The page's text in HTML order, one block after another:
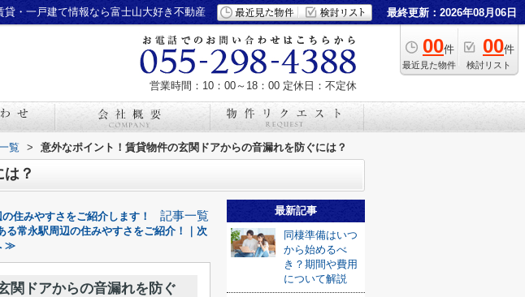
・一戸建て情報なら富士山大好き不動産 最終更新：2026年08月06日
00件
最近見た物件
00件
検討リスト
営業時間：10：00～18：00 定休日：不定休
覧 > 意外なポイント！賃貸物件の玄関ドアからの音漏れを防ぐには？
？
住みやすさをご紹介します！ 記事一覧
る常永駅周辺の住みやすさをご紹介！｜次
≫
関ドアからの音漏れを防ぐ
最新記事
同棲準備はいつ
から始めるべ
き？期間や費用
について解説